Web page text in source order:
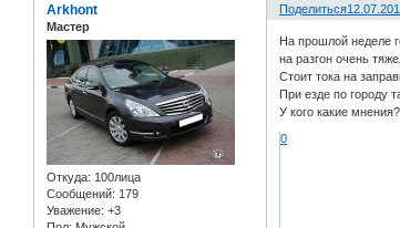
Поделиться
Arkhont
Мастер
Откуда: 100лица
Сообщений: 179
Уважение: +3
На прошлой неделе
на разгон очень
Стоит тока на
При езде по городу
У кого какие мнения?
0